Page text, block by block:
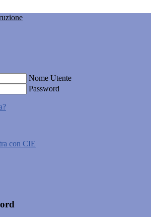
Nome Utente
Password
con CIE